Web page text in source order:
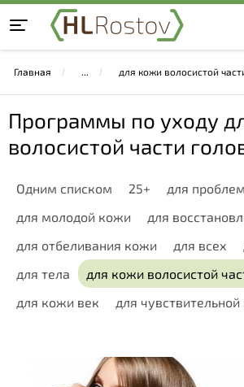
Главная для кожи волосистой
Программы по уходу
волосистой части
Одним списком 25+
для
для молодой кожи
для
для отбеливания кожи
для всех
для тела
для кожи волосистой
для кожи век
для